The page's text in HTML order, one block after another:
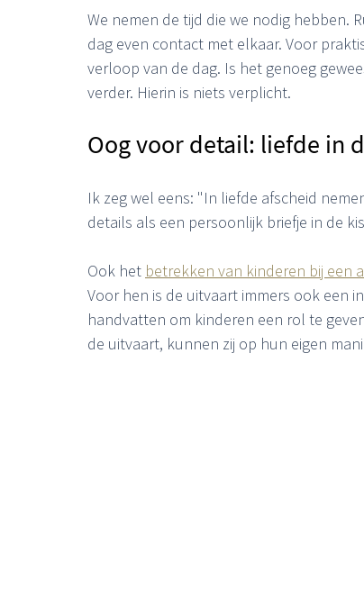
We nemen de tijd die we nodig hebben.
dag even contact met elkaar. Voor
verloop van de dag. Is het genoeg
verder. Hierin is niets verplicht.
Oog voor detail: liefde in
Ik zeg wel eens: "In liefde afscheid
details als een persoonlijk briefje in de
Ook het betrekken van kinderen bij een
Voor hen is de uitvaart immers ook een
handvatten om kinderen een rol te
de uitvaart, kunnen zij op hun eigen